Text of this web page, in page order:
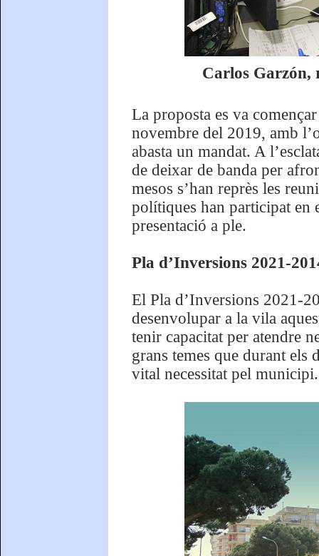
Carlos Garzón,
La proposta es va
novembre del 2019, amb
abasta un mandat. A
de deixar de banda per
mesos s’han reprès les
polítiques han participat en
presentació a ple.
Pla d’Inversions 2021-
El Pla d’Inversions 2021-
desenvolupar a la vila
tenir capacitat per atendre
grans temes que durant els
vital necessitat pel municipi.